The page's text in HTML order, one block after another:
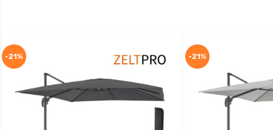
-21% -21%